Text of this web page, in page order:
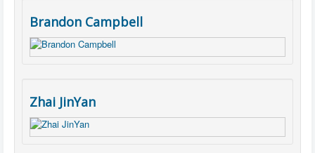
Brandon Campbell
Zhai JinYan